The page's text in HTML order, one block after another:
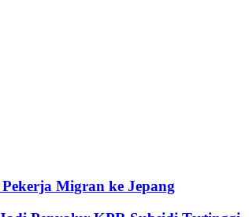
Migran ke Jepang